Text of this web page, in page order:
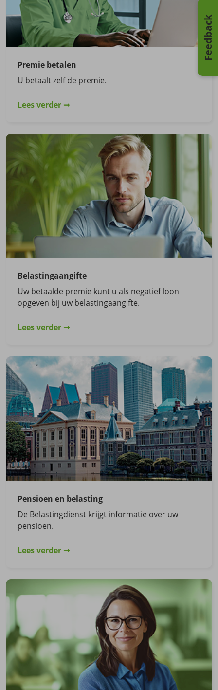
Premie betalen
U betaalt zelf de premie.
Lees verder
Belastingaangifte
Uw betaalde premie kunt u als negatief loon
opgeven bij uw belastingaangifte.
Lees verder
Pensioen en belasting
De Belastingdienst krijgt informatie over uw
pensioen.
Lees verder
Feedback